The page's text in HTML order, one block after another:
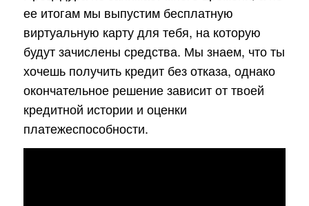
ее итогам мы выпустим бесплатную
виртуальную карту для тебя, на которую
будут зачислены средства. Мы знаем, что ты
хочешь получить кредит без отказа, однако
окончательное решение зависит от твоей
кредитной истории и оценки
платежеспособности.